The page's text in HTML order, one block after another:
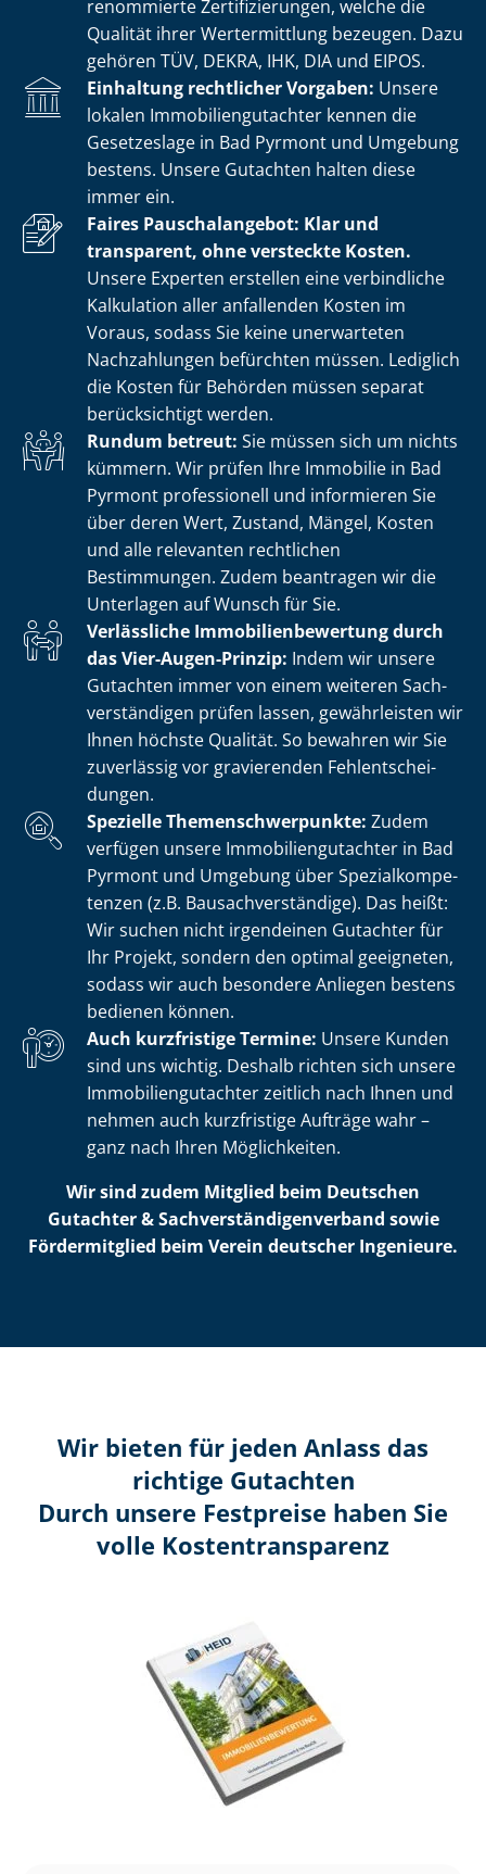
renommierte Zer­ti­fi­zie­run­gen, welche die
Qualität ihrer Wertermittlung bezeugen. Dazu
gehören TÜV, DEKRA, IHK, DIA und EIPOS.
Einhaltung rechtlicher Vorgaben: Unsere
lokalen Im­mo­bi­li­en­gut­ach­ter kennen die
Gesetzeslage in Bad Pyrmont und Umgebung
bestens. Unsere Gutachten halten diese
immer ein.
Faires Pauschalangebot: Klar und
transparent, ohne versteckte Kosten.
Unsere Experten erstellen eine verbindliche
Kalkulation aller anfallenden Kosten im
Voraus, sodass Sie keine unerwarteten
Nachzahlungen befürchten müssen. Lediglich
die Kosten für Behörden müssen separat
berücksichtigt werden.
Rundum betreut: Sie müssen sich um nichts
kümmern. Wir prüfen Ihre Immobilie in Bad
Pyrmont professionell und informieren Sie
über deren Wert, Zustand, Mängel, Kosten
und alle relevanten rechtlichen
Bestimmungen. Zudem beantragen wir die
Unterlagen auf Wunsch für Sie.
Verlässliche Im­mo­bi­li­en­be­wer­tung durch
das Vier-Augen-Prinzip: Indem wir unsere
Gutachten immer von einem weiteren Sach­
ver­stän­di­gen prüfen lassen, gewährleisten wir
Ihnen höchste Qualität. So bewahren wir Sie
zuverlässig vor gravierenden Fehl­ent­schei­
dun­gen.
Spezielle The­men­schwer­punk­te: Zudem
verfügen unsere Im­mo­bi­li­en­gut­ach­ter in Bad
Pyrmont und Umgebung über Spe­zi­al­kom­pe­
ten­zen (z.B. Bau­sach­ver­stän­di­ge). Das heißt:
Wir suchen nicht irgendeinen Gutachter für
Ihr Projekt, sondern den optimal geeigneten,
sodass wir auch besondere Anliegen bestens
bedienen können.
Auch kurzfristige Termine: Unsere Kunden
sind uns wichtig. Deshalb richten sich unsere
Im­mo­bi­li­en­gut­ach­ter zeitlich nach Ihnen und
nehmen auch kurzfristige Aufträge wahr –
ganz nach Ihren Möglichkeiten.
Wir sind zudem Mitglied beim Deutschen
Gutachter & Sach­ver­stän­di­gen­ver­band sowie
Fördermitglied beim Verein deutscher Ingenieure.
Wir bieten für jeden Anlass das
richtige Gutachten
Durch unsere Festpreise haben Sie
volle Kosten­transparenz